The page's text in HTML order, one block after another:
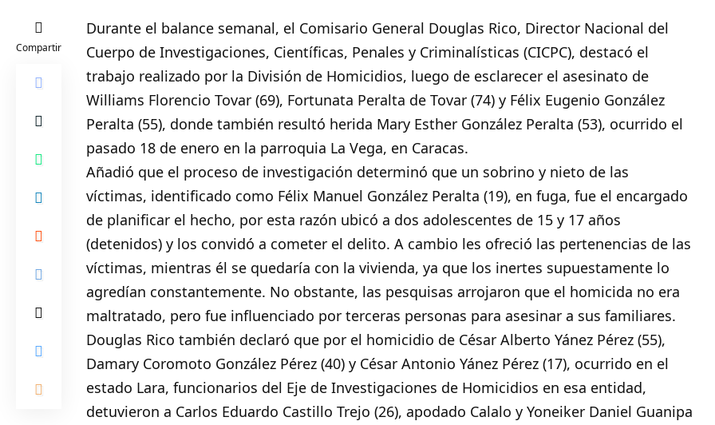
Compartir
Durante el balance semanal, el Comisario General Douglas Rico, Director Nacional del
Cuerpo de Investigaciones, Científicas, Penales y Criminalísticas (CICPC), destacó el
trabajo realizado por la División de Homicidios, luego de esclarecer el asesinato de
Williams Florencio Tovar (69), Fortunata Peralta de Tovar (74) y Félix Eugenio González
Peralta (55), donde también resultó herida Mary Esther González Peralta (53), ocurrido el
pasado 18 de enero en la parroquia La Vega, en Caracas.
Añadió que el proceso de investigación determinó que un sobrino y nieto de las
víctimas, identificado como Félix Manuel González Peralta (19), en fuga, fue el encargado
de planificar el hecho, por esta razón ubicó a dos adolescentes de 15 y 17 años
(detenidos) y los convidó a cometer el delito. A cambio les ofreció las pertenencias de las
víctimas, mientras él se quedaría con la vivienda, ya que los inertes supuestamente lo
agredían constantemente. No obstante, las pesquisas arrojaron que el homicida no era
maltratado, pero fue influenciado por terceras personas para asesinar a sus familiares.
Douglas Rico también declaró que por el homicidio de César Alberto Yánez Pérez (55),
Damary Coromoto González Pérez (40) y César Antonio Yánez Pérez (17), ocurrido en el
estado Lara, funcionarios del Eje de Investigaciones de Homicidios en esa entidad,
detuvieron a Carlos Eduardo Castillo Trejo (26), apodado Calalo y Yoneiker Daniel Guanipa